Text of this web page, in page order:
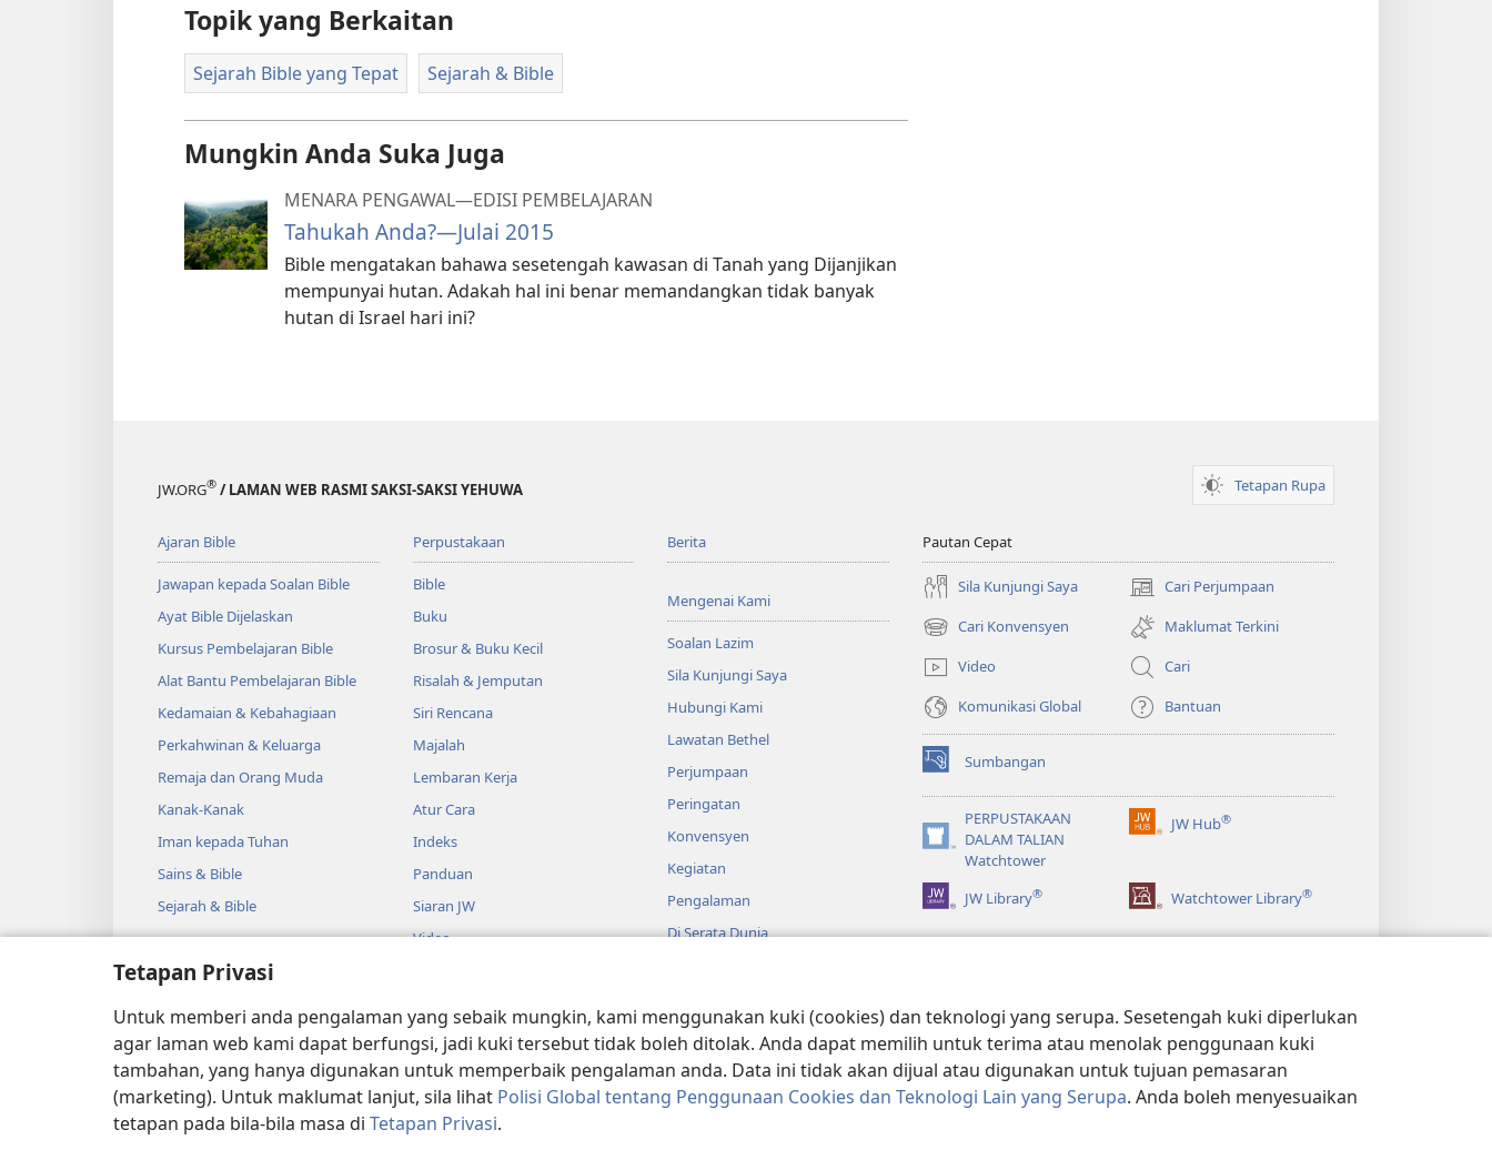
Tetapan Privasi
Untuk memberi anda pengalaman yang sebaik mungkin, kami menggunakan kuki (cookies) dan teknologi yang serupa. Sesetengah kuki diperlukan
agar laman web kami dapat berfungsi, jadi kuki tersebut tidak boleh ditolak. Anda dapat memilih untuk terima atau menolak penggunaan kuki
tambahan, yang hanya digunakan untuk memperbaik pengalaman anda. Data ini tidak akan dijual atau digunakan untuk tujuan pemasaran
(marketing). Untuk maklumat lanjut, sila lihat Polisi Global tentang Penggunaan Cookies dan Teknologi Lain yang Serupa. Anda boleh menyesuaikan
tetapan pada bila-bila masa di Tetapan Privasi.
Topik yang Berkaitan
Sejarah Bible yang Tepat Sejarah & Bible
Mungkin Anda Suka Juga
MENARA PENGAWAL—EDISI PEMBELAJARAN
Tahukah Anda?—Julai 2015
Bible mengatakan bahawa sesetengah kawasan di Tanah yang Dijanjikan
mempunyai hutan. Adakah hal ini benar memandangkan tidak banyak
hutan di Israel hari ini?
JW.ORG® / LAMAN WEB RASMI SAKSI-SAKSI YEHUWA Tetapan Rupa
Ajaran Bible
Jawapan kepada Soalan Bible
Ayat Bible Dijelaskan
Kursus Pembelajaran Bible
Alat Bantu Pembelajaran Bible
Kedamaian & Kebahagiaan
Perkahwinan & Keluarga
Remaja dan Orang Muda
Kanak-Kanak
Iman kepada Tuhan
Sains & Bible
Sejarah & Bible
Perpustakaan
Bible
Buku
Brosur & Buku Kecil
Risalah & Jemputan
Siri Rencana
Majalah
Lembaran Kerja
Atur Cara
Indeks
Panduan
Siaran JW
Video
Pembacaan Bible yang Dramatik
Berita
Mengenai Kami
Soalan Lazim
Sila Kunjungi Saya
Hubungi Kami
Lawatan Bethel
Perjumpaan
Peringatan
Konvensyen
Kegiatan
Pengalaman
Di Serata Dunia
Pautan Cepat
Sila Kunjungi Saya Cari Perjumpaan
(membuka
tetingkap
baharu)
Cari Konvensyen
(membuka
tetingkap
baharu)
Maklumat Terkini
Video
Cari
Komunikasi Global
Bantuan
Sumbangan
(membuka
tetingkap
baharu)PERPUSTAKAAN
DALAM TALIAN
Watchtower
(membuka
tetingkap
baharu)
JW Hub®
(membuka
JW Library® Watchtower Library®
Copyright © 2026 Watch Tower Bible and Tract Society of Pennsylvania.